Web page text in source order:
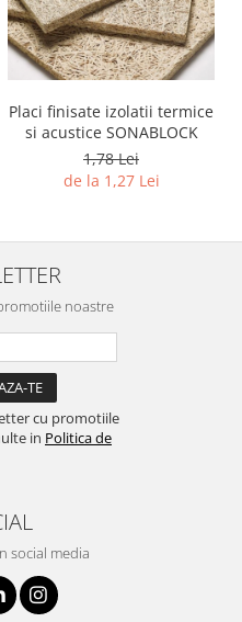
Placi finisate izolatii termice
si acustice SONABLOCK
1,78 Lei
de la 1,27 Lei
noastre
cu promotiile
in Politica de
social media